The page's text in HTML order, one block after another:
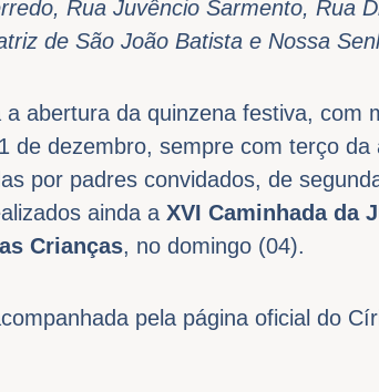
Rua Juvêncio Sarmento, Rua
de São João Batista e Nossa
abertura da quinzena festiva, com
de dezembro, sempre com terço
por padres convidados, de
ainda a XVI Caminhada da
Crianças, no domingo (04).
pela página oficial do